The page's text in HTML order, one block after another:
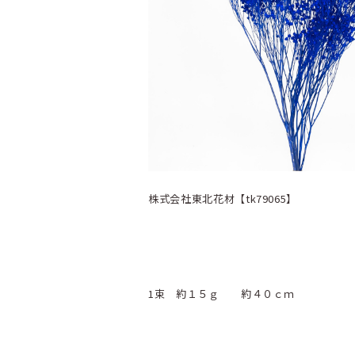
株式会社東北花材【tk79065
1束 約１５ｇ 約４０ｃｍ